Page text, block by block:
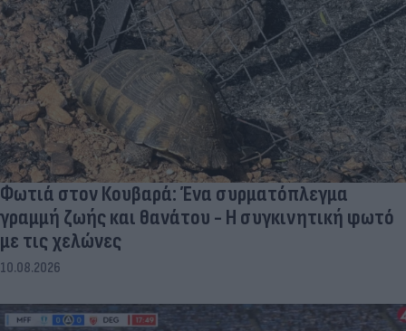
Φωτιά στον Κουβαρά: Ένα συρματόπλεγμα
γραμμή ζωής και θανάτου - Η συγκινητική φωτό
με τις χελώνες
10.08.2026